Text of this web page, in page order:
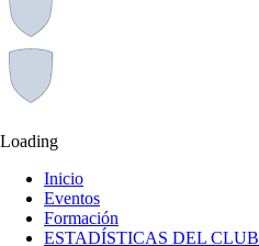
Loading
Inicio
Eventos
Formación
ESTADÍSTICAS DEL CLUB